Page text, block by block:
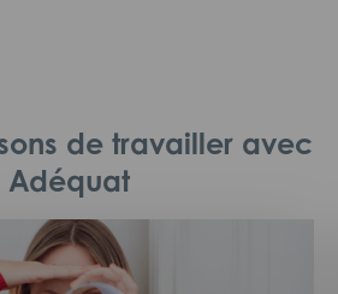
de travailler avec
Adéquat